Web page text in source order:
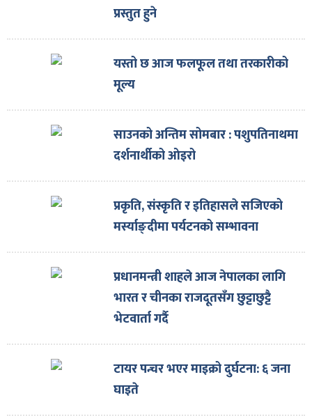
प्रस्तुत हुने
यस्तो छ आज फलफूल तथा तरकारीको
मूल्य
साउनको अन्तिम सोमबार : पशुपतिनाथमा
दर्शनार्थीको ओइरो
प्रकृति, संस्कृति र इतिहासले सजिएको
मर्स्याङ्दीमा पर्यटनको सम्भावना
प्रधानमन्त्री शाहले आज नेपालका लागि
भारत र चीनका राजदूतसँग छुट्टाछुट्टै
भेटवार्ता गर्दै
टायर पन्चर भएर माइक्रो दुर्घटना: ६ जना
घाइते